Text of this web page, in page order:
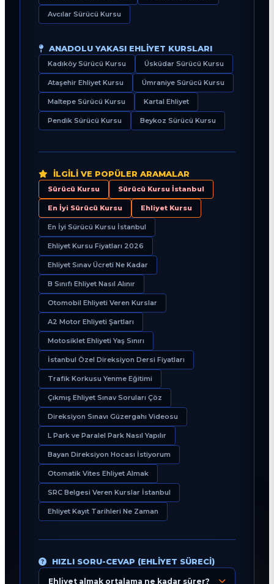
Avcılar Sürücü Kursu
ANADOLU YAKASI EHLIYET KURSLARI
Kadıköy Sürücü Kursu Üsküdar Sürücü Kursu
Ataşehir Ehliyet Kursu Ümraniye Sürücü Kursu
Maltepe Sürücü Kursu Kartal Ehliyet
Pendik Sürücü Kursu Beykoz Sürücü Kursu
İLGILI VE POPÜLER ARAMALAR
Sürücü Kursu Sürücü Kursu İstanbul
En İyi Sürücü Kursu Ehliyet Kursu
En İyi Sürücü Kursu İstanbul
Ehliyet Kursu Fiyatları 2026
Ehliyet Sınav Ücreti Ne Kadar
B Sınıfı Ehliyet Nasıl Alınır
Otomobil Ehliyeti Veren Kurslar
A2 Motor Ehliyeti Şartları
Motosiklet Ehliyeti Yaş Sınırı
İstanbul Özel Direksiyon Dersi Fiyatları
Trafik Korkusu Yenme Eğitimi
Çıkmış Ehliyet Sınav Soruları Çöz
Direksiyon Sınavı Güzergahı Videosu
L Park ve Paralel Park Nasıl Yapılır
Bayan Direksiyon Hocası İstiyorum
Otomatik Vites Ehliyet Almak
SRC Belgesi Veren Kurslar İstanbul
Ehliyet Kayıt Tarihleri Ne Zaman
HIZLI SORU-CEVAP (EHLIYET SÜRECI)
Ehliyet almak ortalama ne kadar sürer?